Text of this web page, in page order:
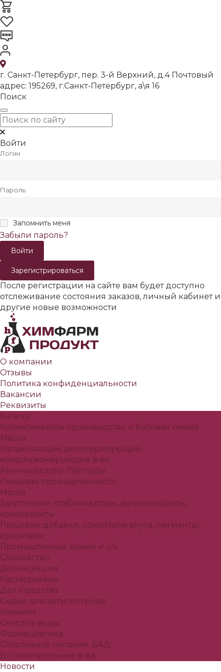
г. Санкт-Петербург, пер. 3-й Верхний, д.4 Почтовый
адрес: 195269, г.Санкт-Петербург, а\я 16
Поиск
Войти
Логин
Пароль
Запомнить меня
Забыли пароль?
Зарегистрироваться
После регистрации на сайте вам будет доступно
отслеживание состояния заказов, личный кабинет и
другие новые возможности
О компании
Отзывы
Политика конфиденциальности
Вакансии
Реквизиты
Каталог
Косметическое производство и бытовая химия
Масла
Увлажняющие, регенерирующие,
кондиционирующие в-ва
Аминокислоты, Пептиды
Пищевая промышленность
Масла
Загустители, стабилизаторы, антиоксиданты,
консерванты
Пищевые добавки, усилители вкуса, пигменты,
красители
Промышленная химия и с/х
С/хозяйство
Дезинсекция
Растворители
Дез. Средства
Сырье для антисептиков
Клининг
Очистка воды
Фармацевтика
Спортивное питание, БАД
Вспомогательные в-ва
Новости